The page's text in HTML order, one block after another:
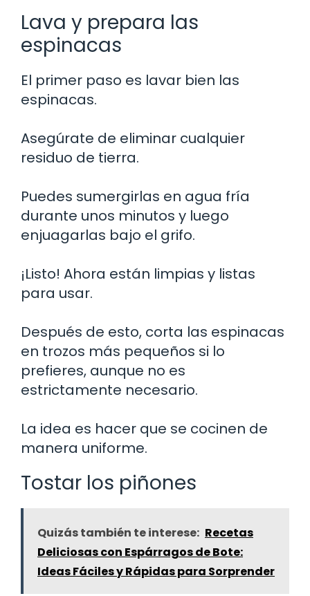
Lava y prepara las
espinacas
El primer paso es lavar bien las
espinacas.
Asegúrate de eliminar cualquier
residuo de tierra.
Puedes sumergirlas en agua fría
durante unos minutos y luego
enjuagarlas bajo el grifo.
¡Listo! Ahora están limpias y listas
para usar.
Después de esto, corta las espinacas
en trozos más pequeños si lo
prefieres, aunque no es
estrictamente necesario.
La idea es hacer que se cocinen de
manera uniforme.
Tostar los piñones
Quizás también te interese: Recetas
Deliciosas con Espárragos de Bote:
Ideas Fáciles y Rápidas para Sorprender